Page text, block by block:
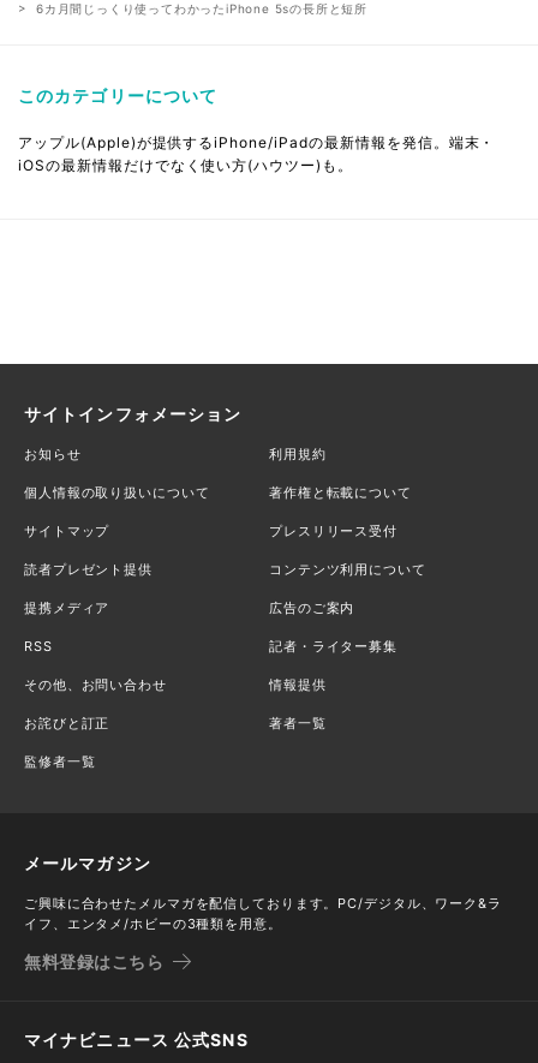
6カ月間じっくり使ってわかったiPhone 5sの長所と短所
このカテゴリーについて
アップル(Apple)が提供するiPhone/iPadの最新情報を発信。端末・
iOSの最新情報だけでなく使い方(ハウツー)も。
サイトインフォメーション
お知らせ 利用規約
個人情報の取り扱いについて 著作権と転載について
サイトマップ プレスリリース受付
読者プレゼント提供 コンテンツ利用について
提携メディア 広告のご案内
RSS 記者・ライター募集
その他、お問い合わせ 情報提供
お詫びと訂正 著者一覧
監修者一覧
メールマガジン
ご興味に合わせたメルマガを配信しております。PC/デジタル、ワーク&ラ
イフ、エンタメ/ホビーの3種類を用意。
無料登録はこちら
マイナビニュース 公式SNS